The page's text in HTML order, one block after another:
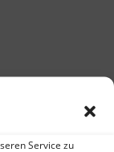
Service zu